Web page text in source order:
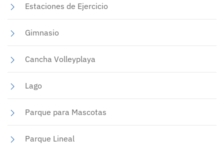
Estaciones de Ejercicio
Gimnasio
Cancha Volleyplaya
Lago
Parque para Mascotas
Parque Lineal